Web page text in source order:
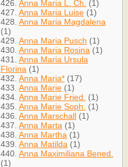
426. Anna Maria L. Ch.
(1)
427. Anna Maria Luise (1)
428. Anna Maria Magdalena
(1)
429. Anna Maria Pusch (1)
430. Anna Maria Rosina (1)
431. Anna Maria Ursula
Florina (1)
432. Anna Maria* (17)
433. Anna Marie (1)
434. Anna Marie Fried.
(1)
435. Anna Marie Soph.
(1)
436. Anna Marschall (1)
437. Anna Marta (1)
438. Anna Martha (1)
439. Anna Matilda (1)
440. Anna Maximiliana Bened.
(1)